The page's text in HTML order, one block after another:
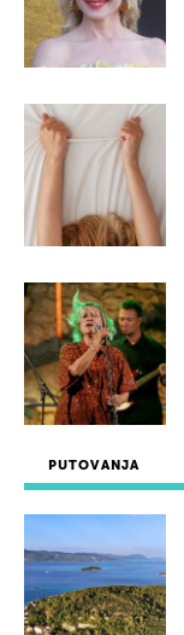
PUTOVANJA